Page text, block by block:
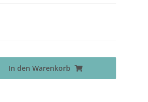
In den Warenkorb